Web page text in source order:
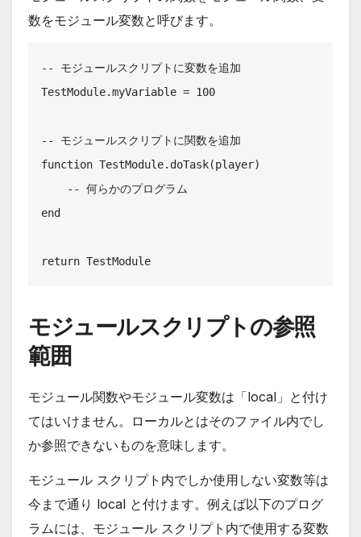
数をモジュール変数と呼びます。
-- モジュールスクリプトに変数を追加
TestModule.myVariable = 100
-- モジュールスクリプトに関数を追加
function TestModule.doTask(player)
end
return TestModule
モジュールスクリプトの参照
範囲
モジュール関数やモジュール変数は「local」と付け
てはいけません。ローカルとはそのファイル内でし
か参照できないものを意味します。
モジュール スクリプト内でしか使用しない変数等は
今まで通り local と付けます。例えば以下のプログ
ラムには、モジュール スクリプト内で使用する変数